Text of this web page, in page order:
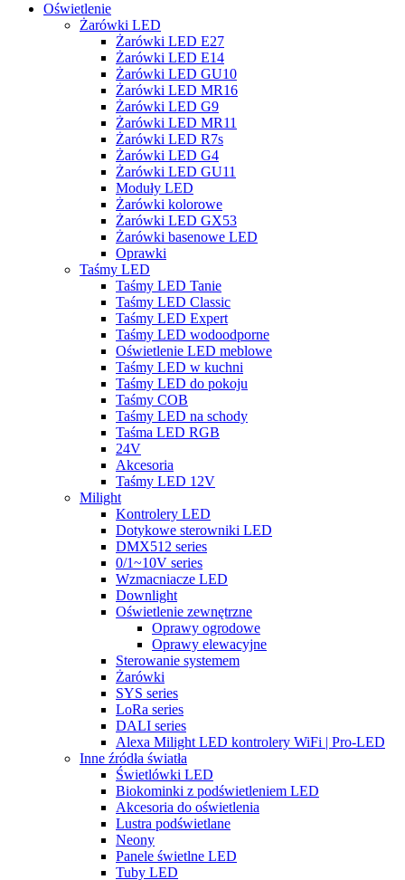
Oświetlenie
Żarówki LED
Żarówki LED E27
Żarówki LED E14
Żarówki LED GU10
Żarówki LED MR16
Żarówki LED G9
Żarówki LED MR11
Żarówki LED R7s
Żarówki LED G4
Żarówki LED GU11
Moduły LED
Żarówki kolorowe
Żarówki LED GX53
Żarówki basenowe LED
Oprawki
Taśmy LED
Taśmy LED Tanie
Taśmy LED Classic
Taśmy LED Expert
Taśmy LED wodoodporne
Oświetlenie LED meblowe
Taśmy LED w kuchni
Taśmy LED do pokoju
Taśmy COB
Taśmy LED na schody
Taśma LED RGB
24V
Akcesoria
Taśmy LED 12V
Milight
Kontrolery LED
Dotykowe sterowniki LED
DMX512 series
0/1~10V series
Wzmacniacze LED
Downlight
Oświetlenie zewnętrzne
Oprawy ogrodowe
Oprawy elewacyjne
Sterowanie systemem
Żarówki
SYS series
LoRa series
DALI series
Alexa Milight LED kontrolery WiFi | Pro-LED
Inne źródła światła
Świetlówki LED
Biokominki z podświetleniem LED
Akcesoria do oświetlenia
Lustra podświetlane
Neony
Panele świetlne LED
Tuby LED